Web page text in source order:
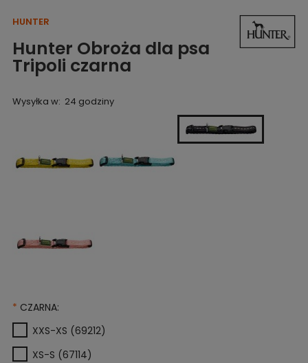
HUNTER
Hunter Obroża dla psa
Tripoli czarna
Wysyłka w: 24 godziny
* CZARNA:
XXS-XS (69212)
XS-S (67114)